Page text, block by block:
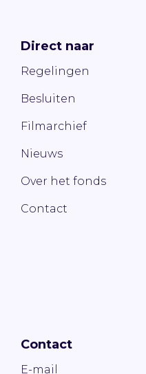
Direct naar
Regelingen
Besluiten
Filmarchief
Nieuws
Over het fonds
Contact
Contact
E-mail